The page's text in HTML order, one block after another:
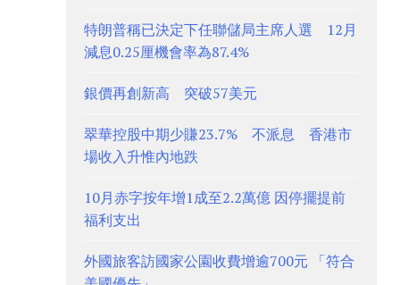
特朗普稱已決定下任聯儲局主席人選 12月
減息0.25厘機會率為87.4%
銀價再創新高 突破57美元
翠華控股中期少賺23.7% 不派息 香港市
場收入升惟內地跌
10月赤字按年增1成至2.2萬億 因停擺提前
福利支出
外國旅客訪國家公園收費增逾700元 「符合